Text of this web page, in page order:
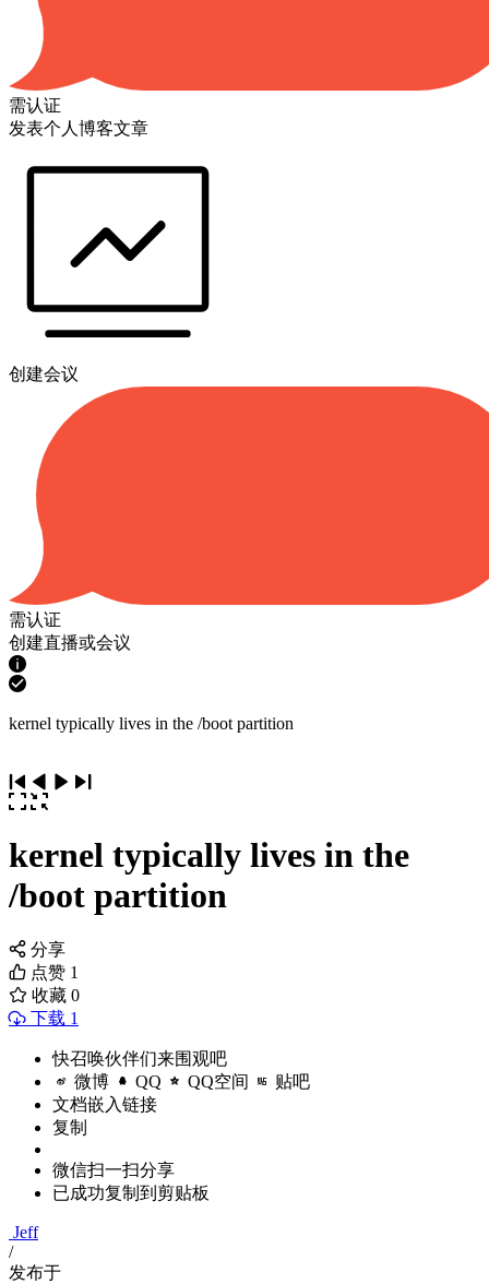
需认证
发表个人博客文章
创建会议
需认证
创建直播或会议
kernel typically lives in the /boot partition
kernel typically lives in the
/boot partition
分享
点赞 1
收藏 0
下载 1
快召唤伙伴们来围观吧
微博 QQ QQ空间 贴吧
文档嵌入链接
复制
微信扫一扫分享
已成功复制到剪贴板
Jeff
/
发布于